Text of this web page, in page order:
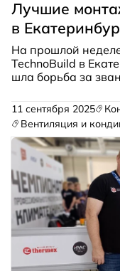
Лучшие
в
На прошлой
TechnoBuild в
шла борьба за
участие 33
бригады и
11 сентября 2025
Вентиляция и